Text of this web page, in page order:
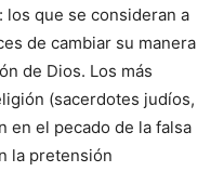
que se consideran a
de cambiar su manera
de Dios. Los más
(sacerdotes judíos,
en el pecado de la falsa
la pretensión